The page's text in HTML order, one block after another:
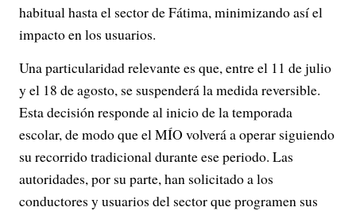
habitual hasta el sector de Fátima, minimizando así el
impacto en los usuarios.
Una particularidad relevante es que, entre el 11 de julio
y el 18 de agosto, se suspenderá la medida reversible.
Esta decisión responde al inicio de la temporada
escolar, de modo que el MÍO volverá a operar siguiendo
su recorrido tradicional durante ese periodo. Las
autoridades, por su parte, han solicitado a los
conductores y usuarios del sector que programen sus